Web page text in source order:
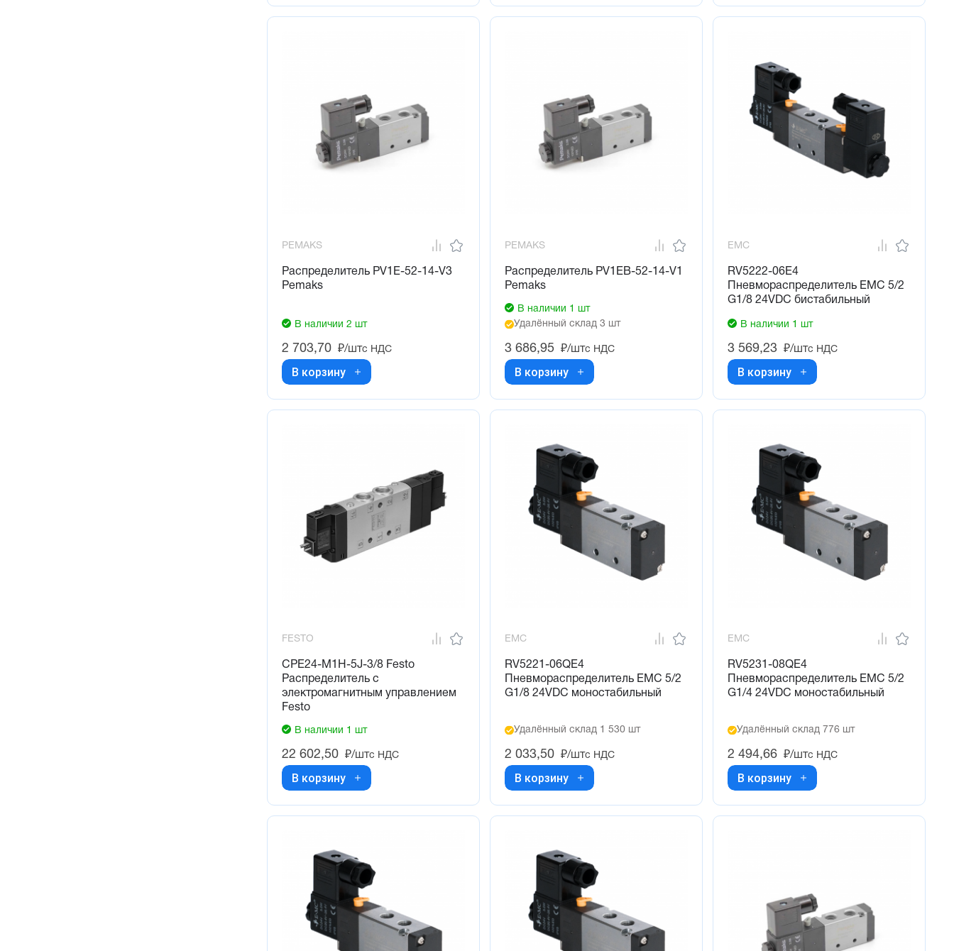
PEMAKS
Распределитель PV1E-52-14-V3
Pemaks
В наличии 2 шт
2 703,70 ₽/штс НДС
В корзину
PEMAKS
Распределитель PV1EB-52-14-V1
Pemaks
В наличии 1 шт
Удалённый склад 3 шт
3 686,95 ₽/штс НДС
В корзину
EMC
RV5222-06E4
Пневмораспределитель EMC 5/2
G1/8 24VDC бистабильный
В наличии 1 шт
3 569,23 ₽/штс НДС
В корзину
FESTO
CPE24-M1H-5J-3/8 Festo
Распределитель с
электромагнитным управлением
Festo
В наличии 1 шт
22 602,50 ₽/штс НДС
В корзину
EMC
RV5221-06QE4
Пневмораспределитель EMC 5/2
G1/8 24VDC моностабильный
Удалённый склад 1 530 шт
2 033,50 ₽/штс НДС
В корзину
EMC
RV5231-08QE4
Пневмораспределитель EMC 5/2
G1/4 24VDC моностабильный
Удалённый склад 776 шт
2 494,66 ₽/штс НДС
В корзину